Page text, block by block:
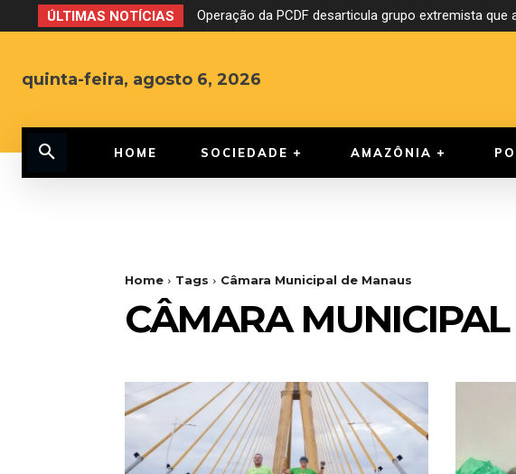
ÚLTIMAS NOTÍCIAS Operação da PCDF desarticula grupo extremista que
quinta-feira, agosto 6, 2026
HOME SOCIEDADE AMAZÔNIA
Home Tags Câmara Municipal de Manaus
CÂMARA